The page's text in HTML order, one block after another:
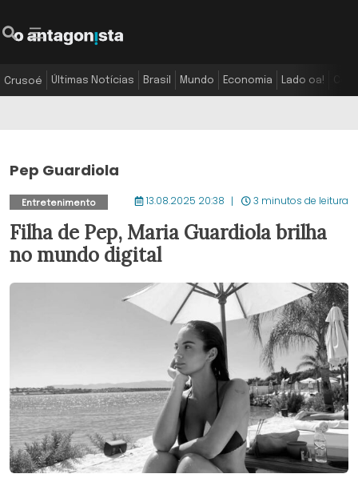
Crusoé Últimas Notícias Brasil Mundo Economia Lado oa!
Pep Guardiola
Entretenimento 13.08.2025 20:38 3 minutos de leitura
Filha de Pep, Maria Guardiola brilha
no mundo digital